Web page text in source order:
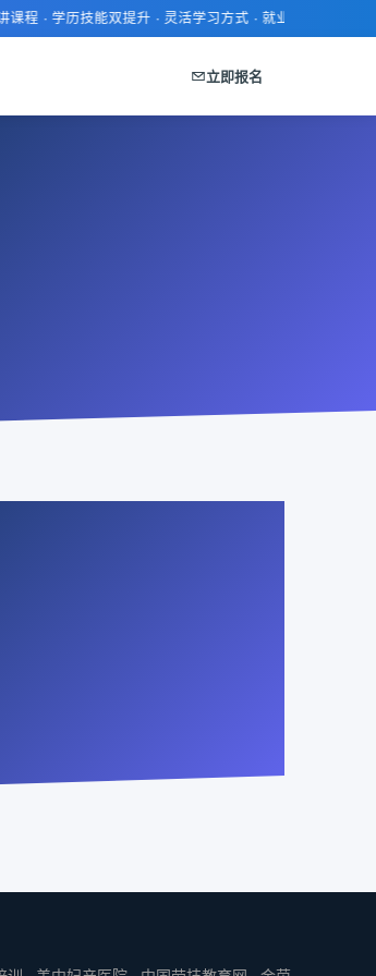
· 学历技能双提升 · 灵活学习方式 · 就业推荐服务 · 证书
立即报名